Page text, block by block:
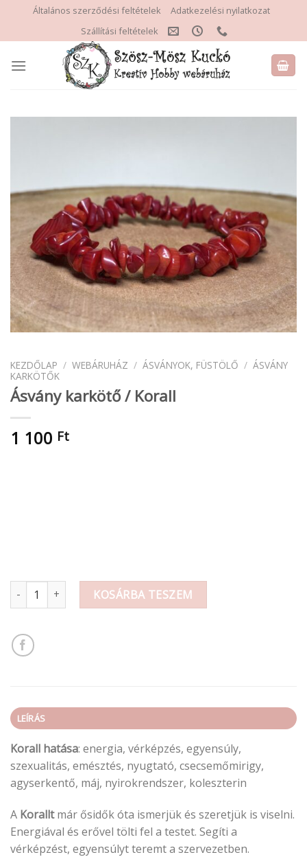
content
Általános szerződési feltételek
Adatkezelési nyilatkozat
Szállítási feltételek
KEZDŐLAP / WEBÁRUHÁZ / ÁSVÁNYOK, FÜSTÖLŐ / ÁSVÁNY
KARKÖTŐK
Ásvány karkötő / Korall
1 100 Ft
Ásvány karkötő / Korall mennyiség
KOSÁRBA TESZEM
LEÍRÁS
Korall hatása: energia, vérképzés, egyensúly,
szexualitás, emésztés, nyugtató, csecsemőmirigy,
agyserkentő, máj, nyirokrendszer, koleszterin
A Koralltmár ősidők óta ismerjük és szeretjük is viselni.
Energiával és erővel tölti fel a testet. Segíti a
vérképzést, egyensúlyt teremt a szervezetben.